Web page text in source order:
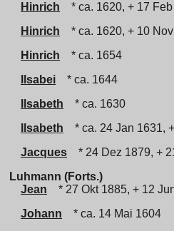
Hinrich
* ca. 1620, + 17
Hinrich
* ca. 1620, + 10
Hinrich
* ca. 1654
Ilsabei
* ca. 1644
Ilsabeth
* ca. 1630
Ilsabeth
* ca. 24 Jan 1631,
Jacques
* 24 Dez 1879, +
Luhmann (Forts.)
Jean
* 27 Okt 1885, + 12
Johann
* ca. 14 Mai 1604